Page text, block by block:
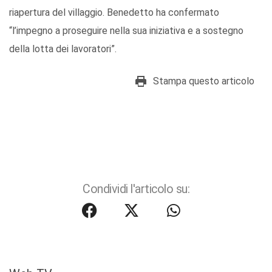
riapertura del villaggio. Benedetto ha confermato
“l’impegno a proseguire nella sua iniziativa e a sostegno
della lotta dei lavoratori”.
Stampa questo articolo
Condividi l'articolo su: